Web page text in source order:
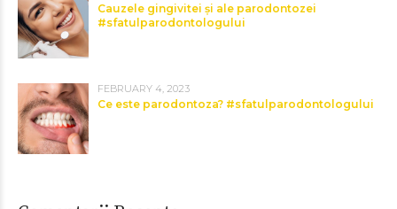
Cauzele gingivitei și ale parodontozei
#sfatulparodontologului
FEBRUARY 4, 2023
Ce este parodontoza? #sfatulparodontologului